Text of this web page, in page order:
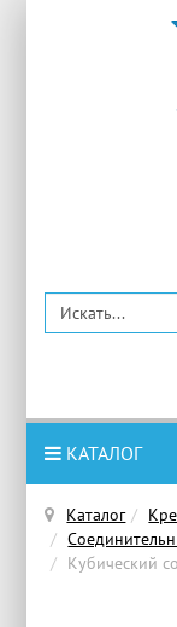
КАТАЛОГ
Каталог
Кубический